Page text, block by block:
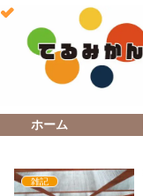
ホーム
雑記